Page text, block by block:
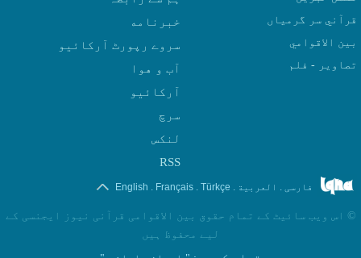
قرآني سر گرمياں
بين الاقوامي
تصاوير - فلم
سروے رپورٹ آرکائیو
آب و هوا
سرچ
لنکس
RSS
فارسی . العربیة .
Türkçe
.
Français
.
English
© اس ویب سائیٹ کے تمام حقوق بین الاقوامی قرآنی نیوز ایجنسی کے
لیے محفوظ ہیں